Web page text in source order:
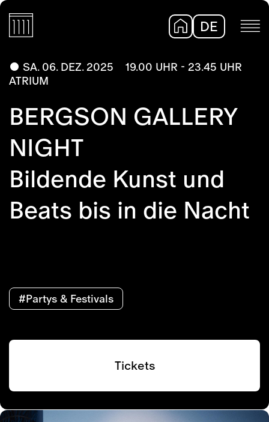
DE
SA. 06. DEZ. 2025
19.00 UHR - 23.45 UHR
ATRIUM
BERGSON GALLERY
NIGHT
Bildende Kunst und
Beats bis in die Nacht
#Partys & Festivals
Tickets